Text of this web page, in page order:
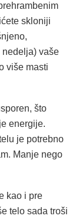
skloniji
vaše
više masti
što
energije.
je potrebno
Manje nego
kao i pre
telo sada troši